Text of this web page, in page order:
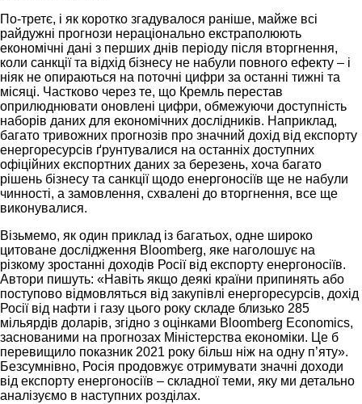
По-третє, і як коротко згадувалося раніше, майже всі
райдужні прогнози нераціонально екстраполюють
економічні дані з перших днів періоду після вторгнення,
коли санкції та відхід бізнесу не набули повного ефекту – і
ніяк не опираються на поточні цифри за останні тижні та
місяці. Частково через те, що Кремль перестав
оприлюднювати оновлені цифри, обмежуючи доступність
наборів даних для економічних дослідників. Наприклад,
багато тривожних прогнозів про значний дохід від експорту
енергоресурсів ґрунтувалися на останніх доступних
офіційних експортних даних за березень, хоча багато
рішень бізнесу та санкції щодо енергоносіїв ще не набули
чинності, а замовлення, схвалені до вторгнення, все ще
виконувалися.
Візьмемо, як один приклад із багатьох, одне широко
цитоване дослідження Bloomberg, яке наголошує на
різкому зростанні доходів Росії від експорту енергоносіїв.
Автори пишуть: «Навіть якщо деякі країни припинять або
поступово відмовляться від закупівлі енергоресурсів, дохід
Росії від нафти і газу цього року складе близько 285
мільярдів доларів, згідно з оцінками Bloomberg Economics,
заснованими на прогнозах Міністерства економіки. Це б
перевищило показник 2021 року більш ніж на одну п’яту».
Безсумнівно, Росія продовжує отримувати значні доходи
від експорту енергоносіїв – складної теми, яку ми детально
аналізуємо в наступних розділах.